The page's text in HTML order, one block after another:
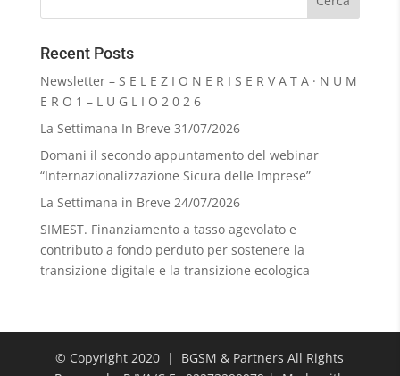
Recent Posts
Newsletter – S E L E Z I O N E R I S E R V A T A · N U M
E R O 1 – L U G L I O 2 0 2 6
La Settimana In Breve 31/07/2026
Domani il secondo appuntamento del webinar
“Internazionalizzazione Sicura delle Imprese”
La Settimana in Breve 24/07/2026
SIMEST. Finanziamento a tasso agevolato e
contributo a fondo perduto per sostenere la
transizione digitale e la transizione ecologica
© Copyright 2020 | BGSM & Partners All Rights